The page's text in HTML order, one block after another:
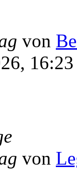
von
16:23
von